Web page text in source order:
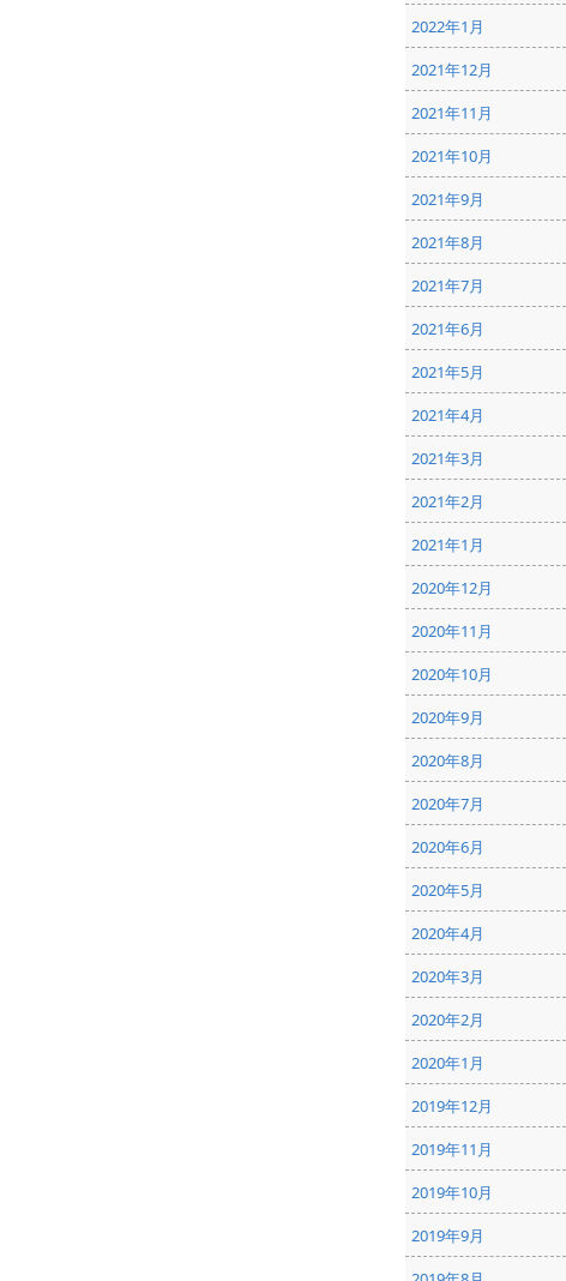
2022年1月
2021年12月
2021年11月
2021年10月
2021年9月
2021年8月
2021年7月
2021年6月
2021年5月
2021年4月
2021年3月
2021年2月
2021年1月
2020年12月
2020年11月
2020年10月
2020年9月
2020年8月
2020年7月
2020年6月
2020年5月
2020年4月
2020年3月
2020年2月
2020年1月
2019年12月
2019年11月
2019年10月
2019年9月